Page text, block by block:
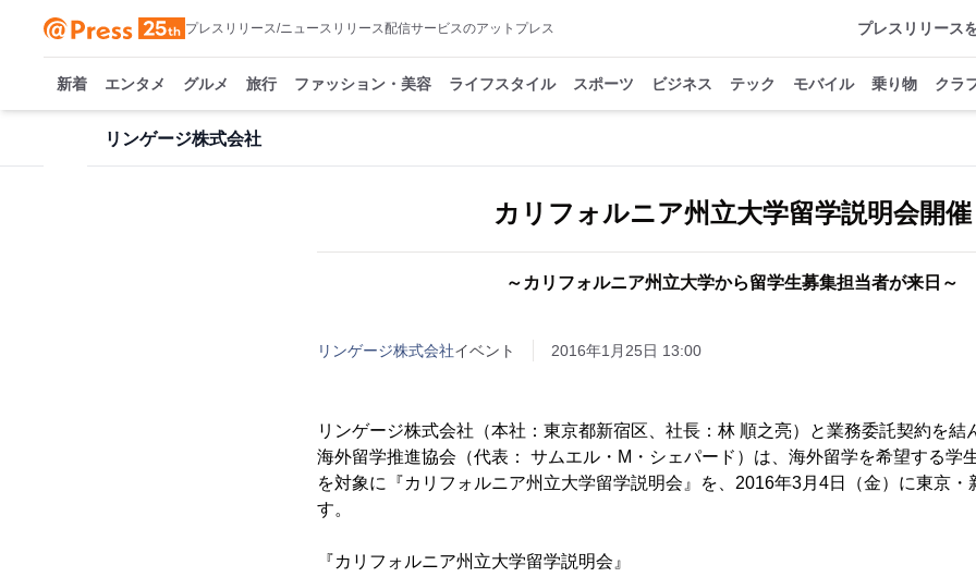
プレスリリース/ニュースリリース配信サービスのアットプレス プレスリリース
新着 エンタメ グルメ 旅行 ファッション・美容 ライフスタイル スポーツ ビジネス テック モバイル 乗り物 クラ
リンゲージ株式会社
カリフォルニア州立大学留学説明会開催
～カリフォルニア州立大学から留学生募集担当者が来日～
リンゲージ株式会社イベント 2016年1月25日 13:00
リンゲージ株式会社（本社：東京都新宿区、社長：林 順之亮）と業務委託契約を結
海外留学推進協会（代表： サムエル・M・シェパード）は、海外留学を希望する学
を対象に『カリフォルニア州立大学留学説明会』を、2016年3月4日（金）に東京・
す。
『カリフォルニア州立大学留学説明会』